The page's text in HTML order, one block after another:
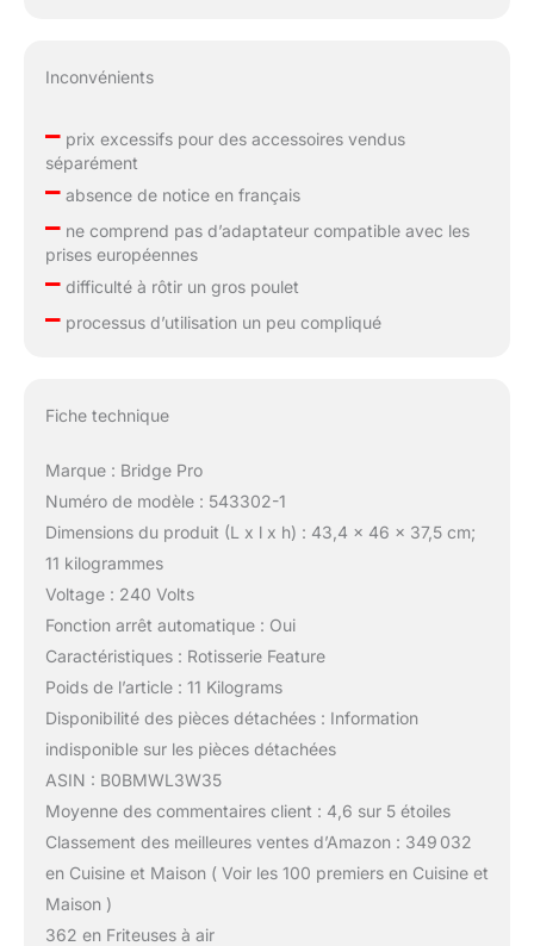
Inconvénients
–prix excessifs pour des accessoires vendus
séparément
–absence de notice en français
–ne comprend pas d’adaptateur compatible avec les
prises européennes
–difficulté à rôtir un gros poulet
–processus d’utilisation un peu compliqué
Fiche technique
Marque : Bridge Pro
Numéro de modèle : 543302-1
Dimensions du produit (L x l x h) : 43,4 x 46 x 37,5 cm;
11 kilogrammes
Voltage : 240 Volts
Fonction arrêt automatique : Oui
Caractéristiques : Rotisserie Feature
Poids de l’article : 11 Kilograms
Disponibilité des pièces détachées : Information
indisponible sur les pièces détachées
ASIN : B0BMWL3W35
Moyenne des commentaires client : 4,6 sur 5 étoiles
Classement des meilleures ventes d’Amazon : 349 032
en Cuisine et Maison ( Voir les 100 premiers en Cuisine et
Maison )
362 en Friteuses à air